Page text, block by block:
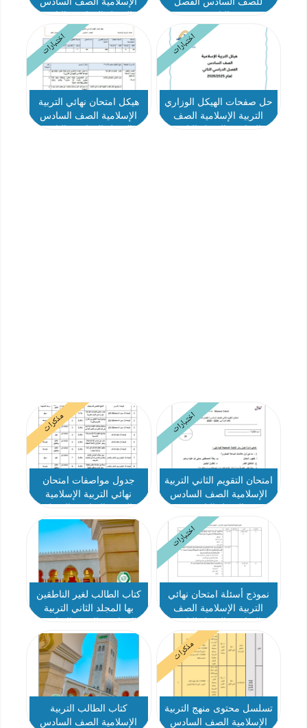
2025-2026
اختبارات
حل صفحات الهيكل الوزاري
التربية الإسلامية الصف
اختبارات
هيكل امتحان نهائي التربية
الإسلامية الصف السادس
اختبارات
امتحان التقويم الثاني التربية
الإسلامية الصف السادس
مذكرات
جدول مواصفات امتحان
نهائي التربية الإسلامية
الدراسي الثاني 2025-2026
اختبارات
نموذج أسئلة امتحان نهائي
التربية الإسلامية الصف
كتاب الطالب لغير الناطقين
بها المجلد الثاني التربية
الفصل الدراسي الثاني
2025-2026
مذكرات
تسلسل محتوى منهج التربية
الإسلامية الصف السادس
كتاب الطالب التربية
الإسلامية الصف السادس